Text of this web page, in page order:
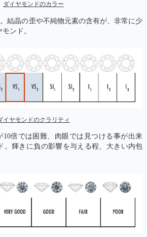
ダイヤモンドのカラー
結晶の歪や不純物元素の含有が、非常に少
ンド。
イヤモンドのクラリティ
10倍では困難、肉眼では見つける事が出来
。輝きに負の影響を与える程、大きい内包